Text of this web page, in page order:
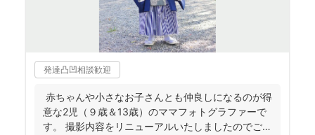
発達凸凹相談歓迎
赤ちゃんや小さなお子さんとも仲良しになるのが得
意な2児（９歳＆13歳）のママフォトグラファーで
す。 撮影内容をリニューアルいたしましたのでご案